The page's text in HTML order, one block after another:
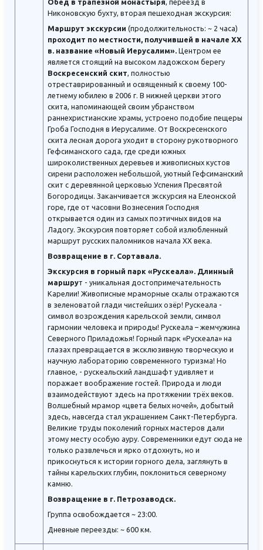
Обед в трапезной монастыря, переезд в
Никоновскую бухту, вторая пешеходная экскурсия:
Маршрут экскурсии (продолжительность: ~ 2 часа)
проходит по местности, получившей в начале ХХ
в. название «Новый Иерусалим». Центром ее
является стоящий на высоком ладожском берегу
Воскресенский скит, полностью
отреставрированный и освященный к своему 100-
летнему юбилею в 2006 г. В нижней церкви этого
скита, напоминающей своим убранством
раннехристианские храмы, устроено подобие пещеры
Гроба Господня в Иерусалиме. От Воскресенского
скита лесная дорога уходит в сторону рукотворного
Гефсиманского сада, где среди южных
широколиственных деревьев и живописных кустов
сирени расположен небольшой, уютный Гефсиманский
скит с деревянной церковью Успения Пресвятой
Богородицы. Заканчивается экскурсия на Елеонской
горе, где от часовни Вознесения Господня
открывается один из самых поэтичных видов на
Ладогу. Экскурсия повторяет собой излюбленный
маршрут русских паломников начала ХХ века.
Возвращение в г. Сортавала.
Экскурсия в горный парк «Рускеала». Длинный
маршрут - уникальная достопримечательность
Карелии! Живописные мраморные скалы отражаются
в зеленоватой глади чистейших озёр! Рускеала -
символ возрождения карельской земли, символ
гармонии человека и природы! Рускеала – жемчужина
Северного Приладожья! Горный парк «Рускеала» на
глазах превращается в эксклюзивную творческую и
научную лабораторию современного туризма! Но
главное, - рускеальский ландшафт удивляет и
поражает воображение гостей. Природа и люди
взаимодействуют здесь на протяжении трёх веков.
Волшебный мрамор «цвета белых ночей», добытый
здесь, навсегда стал украшением Санкт-Петербурга.
Великие труды поколений горных мастеров дали
этому месту особую ауру. Современники едут сюда не
только развлечься и ярко отдохнуть, но и
прикоснуться к истории горного дела, заглянуть в
тайны карельских глубин, поклониться северному
камню.
Возвращение в г. Петрозаводск.
Группа освобождается ~ 23:00.
Дневные переезды: ~ 600 км.